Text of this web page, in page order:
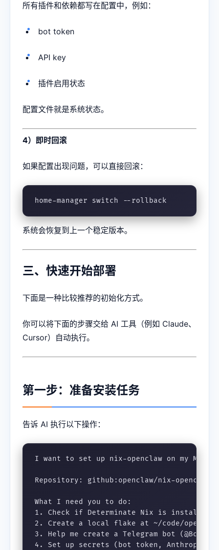
所有插件和依赖都写在配置中，例如：
bot token
API key
插件启用状态
配置文件就是系统状态。
4）即时回滚
如果配置出现问题，可以直接回滚：
home-manager switch --rollback
系统会恢复到上一个稳定版本。
三、快速开始部署
下面是一种比较推荐的初始化方式。
你可以将下面的步骤交给 AI 工具（例如 Claude、
Cursor）自动执行。
第一步：准备安装任务
告诉 AI 执行以下操作：
I want to set up nix-openclaw on my Mac.
Repository: github:openclaw/nix-openclaw
What I need you to do:
1. Check if Determinate Nix is
2. Create a local flake at ~/code/
3. Help me create a Telegram bot
4. Set up secrets (bot token,